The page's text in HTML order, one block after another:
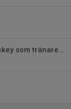
Albin Steiner tillbaka i Tumba Hockey som tränare för J18